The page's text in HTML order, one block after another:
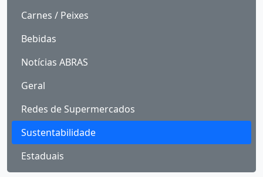
Carnes / Peixes
Bebidas
Notícias ABRAS
Geral
Redes de Supermercados
Sustentabilidade
Estaduais